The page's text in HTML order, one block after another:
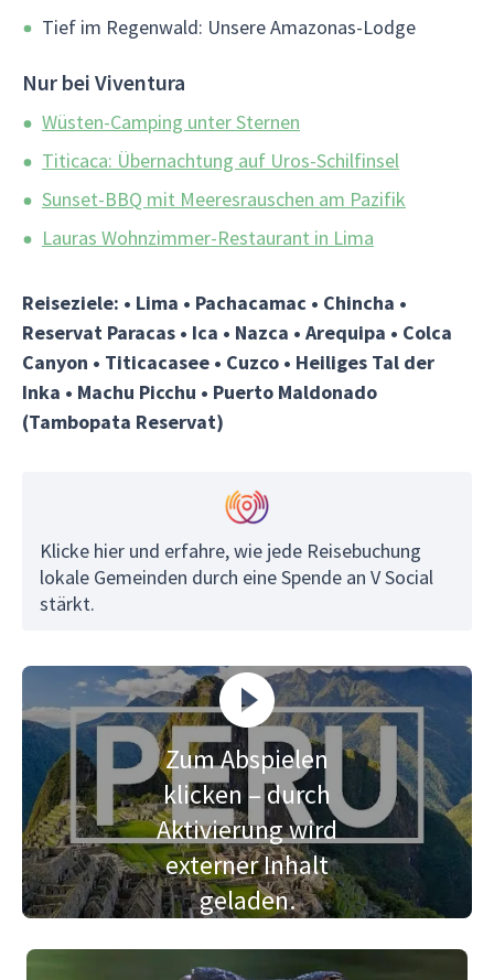
Tief im Regenwald: Unsere Amazonas-Lodge
Nur bei Viventura
Wüsten-Camping unter Sternen
Titicaca: Übernachtung auf Uros-Schilfinsel
Sunset-BBQ mit Meeresrauschen am Pazifik
Lauras Wohnzimmer-Restaurant in Lima
Reiseziele: • Lima • Pachacamac • Chincha •
Reservat Paracas • Ica • Nazca • Arequipa • Colca
Canyon • Titicacasee • Cuzco • Heiliges Tal der
Inka • Machu Picchu • Puerto Maldonado
(Tambopata Reservat)
Klicke hier und erfahre, wie jede Reisebuchung
lokale Gemeinden durch eine Spende an V Social
stärkt.
Zum Abspielen
klicken – durch
Aktivierung wird
externer Inhalt
geladen.